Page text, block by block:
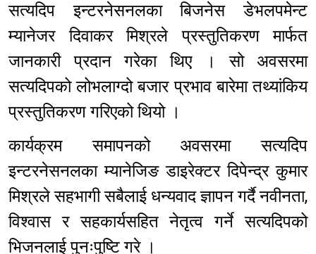
सत्यदिप इन्टरनेसनलका बिजनेस डेभलपमेन्ट
म्यानेजर दिवाकर मिश्रले प्रस्तुतिकरण मार्फत
जानकारी प्रदान गरेका थिए । सो अवसरमा
सत्यदिपको लोभलाग्दो बजार प्रभाव बारेमा तथ्यांकिय
प्रस्तुतिकरण गरिएको थियो ।
कार्यक्रम समापनको अवसरमा सत्यदिप
इन्टरनेसनलका म्यानेजिङ डाइरेक्टर दिपेन्द्र कुमार
मिश्रले सहभागी सबैलाई धन्यवाद ज्ञापन गर्दै नवीनता,
विश्वास र सहकार्यसहित नेतृत्व गर्ने सत्यदिपको
भिजनलाई पुनःपुष्टि गरे ।